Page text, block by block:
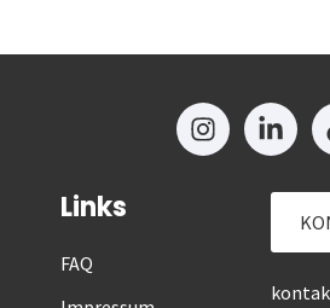
Links
FAQ